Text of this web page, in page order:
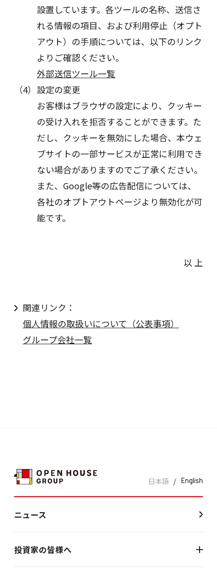
設置しています。各ツールの名称、送信さ
れる情報の項目、および利用停止（オプト
アウト）の手順については、以下のリンク
よりご確認ください。
外部送信ツール一覧
設定の変更
お客様はブラウザの設定により、クッキー
の受け入れを拒否することができます。た
だし、クッキーを無効にした場合、本ウェ
ブサイトの一部サービスが正常に利用でき
ない場合がありますのでご了承ください。
また、Google等の広告配信については、
各社のオプトアウトページより無効化が可
能です。
以 上
関連リンク：
個人情報の取扱いについて（公表事項）
グループ会社一覧
日本語 / English
投資家の皆様へ
ニュース